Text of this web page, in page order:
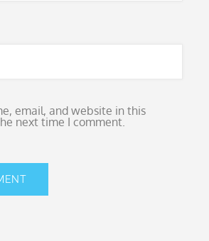
email, and website in this
next time I comment.